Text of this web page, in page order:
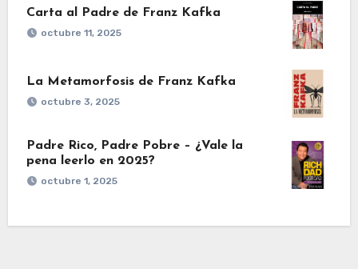
Carta al Padre de Franz Kafka
octubre 11, 2025
La Metamorfosis de Franz Kafka
octubre 3, 2025
Padre Rico, Padre Pobre – ¿Vale la
pena leerlo en 2025?
octubre 1, 2025